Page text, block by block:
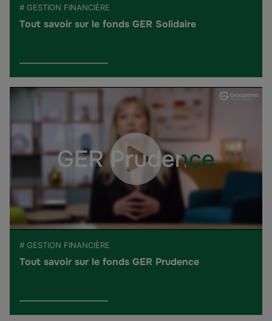
# GESTION FINANCIÈRE
Tout savoir sur le fonds GER Solidaire
# GESTION FINANCIÈRE
Tout savoir sur le fonds GER Prudence